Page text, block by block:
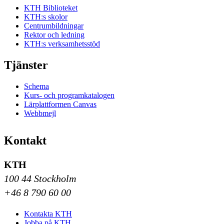
KTH Biblioteket
KTH:s skolor
Centrumbildningar
Rektor och ledning
KTH:s verksamhetsstöd
Tjänster
Schema
Kurs- och programkatalogen
Lärplattformen Canvas
Webbmejl
Kontakt
KTH
100 44 Stockholm
+46 8 790 60 00
Kontakta KTH